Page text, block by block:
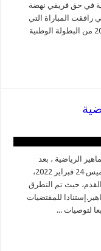
في حق فريقي نهضة
رافقت المباراة التي
جمعت الفريقين، الأحد الماضي، برسم الدورة ال 20 من البطولة الوطنية
الرياضية ، بعد
إستقبال “عزيز أخنوش”، رئيس الحكومة يومه الخميس 24 فبراير 2022،
حيث تم التطرق
للمقتضيات
لتوصيات ...